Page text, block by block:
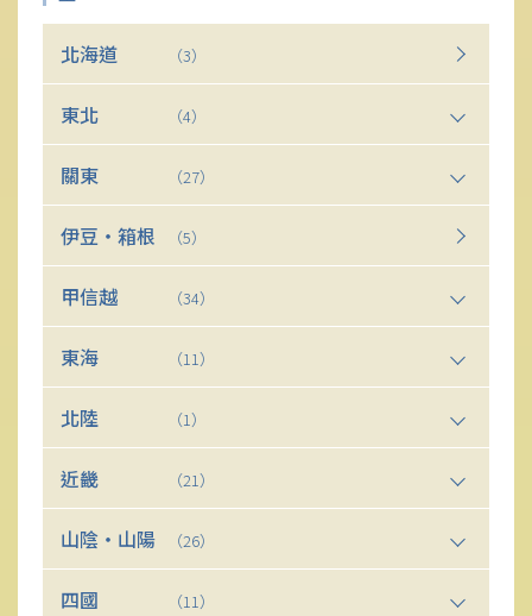
北海道 （3）
東北 （4）
關東 （27）
伊豆・箱根 （5）
甲信越 （34）
東海 （11）
北陸 （1）
近畿 （21）
山陰・山陽 （26）
四國 （11）